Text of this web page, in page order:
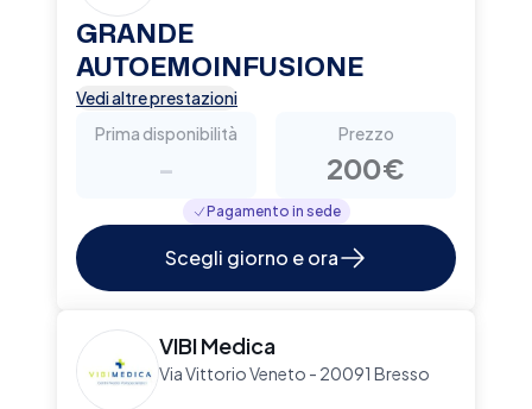
GRANDE
AUTOEMOINFUSIONE
Vedi altre prestazioni
Prima disponibilità
-
Prezzo
200€
Pagamento in sede
Scegli giorno e ora
VIBI Medica
Via Vittorio Veneto - 20091 Bresso